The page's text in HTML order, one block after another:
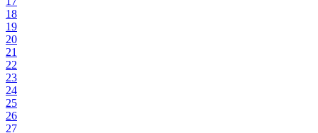
18
19
20
21
22
23
24
25
26
27